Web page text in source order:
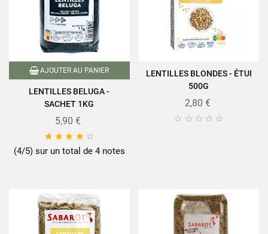
AJOUTER AU PANIER
LENTILLES BELUGA -
SACHET 1KG
5,90 €
    
(4/5) sur un total de 4 notes
LENTILLES BLONDES - ÉTUI
500G
2,80 €
    